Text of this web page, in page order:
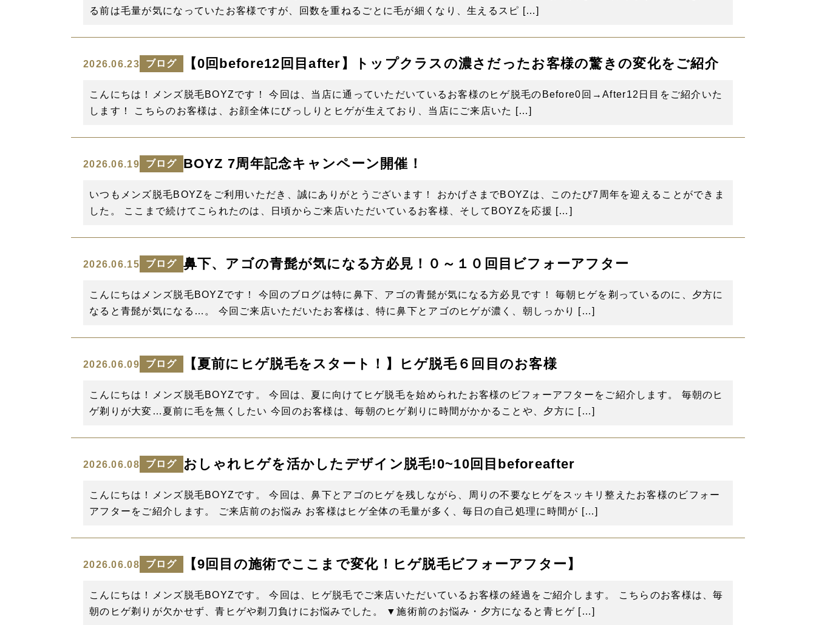
る前は毛量が気になっていたお客様ですが、回数を重ねるごとに毛が細くなり、生えるスピ […]
2026.06.23 ブログ 【0回before12回目after】トップクラスの濃さだったお客様の驚きの変化をご紹介
こんにちは！メンズ脱毛BOYZです！ 今回は、当店に通っていただいているお客様のヒゲ脱毛のBefore0回→After12日目をご紹介いた
します！ こちらのお客様は、お顔全体にびっしりとヒゲが生えており、当店にご来店いた […]
2026.06.19 ブログ BOYZ 7周年記念キャンペーン開催！
いつもメンズ脱毛BOYZをご利用いただき、誠にありがとうございます！ おかげさまでBOYZは、このたび7周年を迎えることができま
した。 ここまで続けてこられたのは、日頃からご来店いただいているお客様、そしてBOYZを応援 […]
2026.06.15 ブログ 鼻下、アゴの青髭が気になる方必見！０～１０回目ビフォーアフター
こんにちはメンズ脱毛BOYZです！ 今回のブログは特に鼻下、アゴの青髭が気になる方必見です！ 毎朝ヒゲを剃っているのに、夕方に
なると青髭が気になる…。 今回ご来店いただいたお客様は、特に鼻下とアゴのヒゲが濃く、朝しっかり […]
2026.06.09 ブログ 【夏前にヒゲ脱毛をスタート！】ヒゲ脱毛６回目のお客様
こんにちは！メンズ脱毛BOYZです。 今回は、夏に向けてヒゲ脱毛を始められたお客様のビフォーアフターをご紹介します。 毎朝のヒ
ゲ剃りが大変…夏前に毛を無くしたい 今回のお客様は、毎朝のヒゲ剃りに時間がかかることや、夕方に […]
2026.06.08 ブログ おしゃれヒゲを活かしたデザイン脱毛!0~10回目beforeafter
こんにちは！メンズ脱毛BOYZです。 今回は、鼻下とアゴのヒゲを残しながら、周りの不要なヒゲをスッキリ整えたお客様のビフォー
アフターをご紹介します。 ご来店前のお悩み お客様はヒゲ全体の毛量が多く、毎日の自己処理に時間が […]
2026.06.08 ブログ 【9回目の施術でここまで変化！ヒゲ脱毛ビフォーアフター】
こんにちは！メンズ脱毛BOYZです。 今回は、ヒゲ脱毛でご来店いただいているお客様の経過をご紹介します。 こちらのお客様は、毎
朝のヒゲ剃りが欠かせず、青ヒゲや剃刀負けにお悩みでした。 ▼施術前のお悩み・夕方になると青ヒゲ […]